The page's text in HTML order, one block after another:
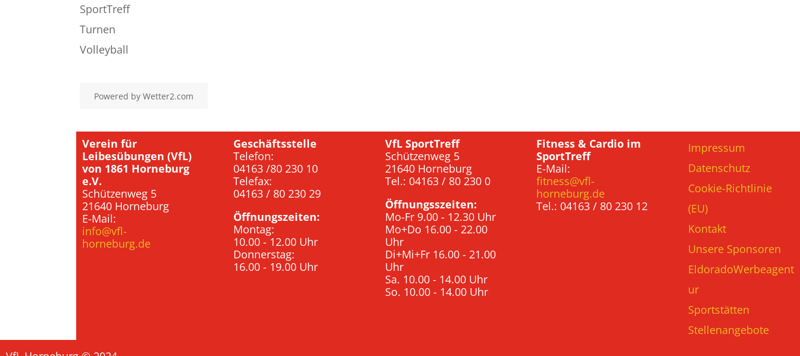
SportTreff
Turnen
Volleyball
Powered byWetter2.com
Verein für
Leibesübungen (VfL)
von 1861 Horneburg
e.V.
Schützenweg 5
21640 Horneburg
E-Mail:
info@vfl-
horneburg.de
Geschäftsstelle
Telefon:
04163 /80 230 10
Telefax:
04163 / 80 230 29
Öffnungszeiten:
Montag:
10.00 - 12.00 Uhr
Donnerstag:
16.00 - 19.00 Uhr
VfL SportTreff
Schützenweg 5
21640 Horneburg
Tel.: 04163 / 80 230 0
Öffnungsszeiten:
Mo-Fr 9.00 - 12.30 Uhr
Mo+Do 16.00 - 22.00
Uhr
Di+Mi+Fr 16.00 - 21.00
Uhr
Sa. 10.00 - 14.00 Uhr
So. 10.00 - 14.00 Uhr
Fitness & Cardio im
SportTreff
E-Mail:
fitness@vfl-
horneburg.de
Tel.: 04163 / 80 230 12
Impressum
Datenschutz
Cookie-Richtlinie
(EU)
Kontakt
Unsere Sponsoren
EldoradoWerbeagent
ur
Sportstätten
Stellenangebote